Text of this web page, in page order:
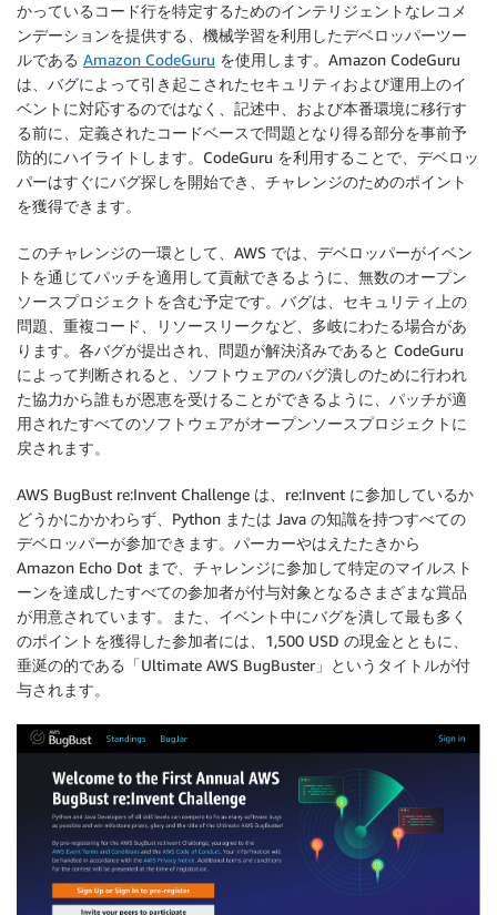
かっているコード行を特定するためのインテリジェントなレコメ
ンデーションを提供する、機械学習を利用したデベロッパーツー
ルである Amazon CodeGuru を使用します。 Amazon CodeGuru
は、バグによって引き起こされたセキュリティおよび運用上のイ
ベントに対応するのではなく、記述中、および本番環境に移行す
る前に、定義されたコードベースで問題となり得る部分を事前予
防的にハイライトします。 CodeGuru を利用することで、デベロッ
パーはすぐにバグ探しを開始でき、チャレンジのためのポイント
を獲得できます。
このチャレンジの一環として、 AWS では、デベロッパーがイベン
トを通じてパッチを適用して貢献できるように、無数のオープン
ソースプロジェクトを含む予定です。バグは、セキュリティ上の
問題、重複コード、リソースリークなど、多岐にわたる場合があ
ります。各バグが提出され、問題が解決済みであると CodeGuru
によって判断されると、ソフトウェアのバグ潰しのために行われ
た協力から誰もが恩恵を受けることができるように、パッチが適
用されたすべてのソフトウェアがオープンソースプロジェクトに
戻されます。
AWS BugBust re:Invent Challenge は、re:Invent に参加しているか
どうかにかかわらず、Python または Java の知識を持つすべての
デベロッパーが参加できます。パーカーやはえたたきから
Amazon Echo Dot まで、チャレンジに参加して特定のマイルスト
ーンを達成したすべての参加者が付与対象となるさまざまな賞品
が用意されています。また、イベント中にバグを潰して最も多く
のポイントを獲得した参加者には、1,500 USD の現金とともに、
垂涎の的である「Ultimate AWS BugBuster」というタイトルが付
与されます。